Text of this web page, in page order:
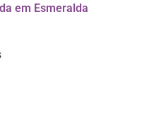
em Esmeralda